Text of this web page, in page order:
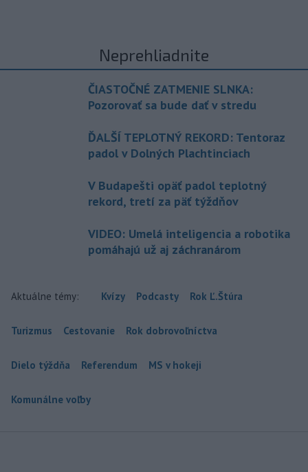
Neprehliadnite
ČIASTOČNÉ ZATMENIE SLNKA:
Pozorovať sa bude dať v stredu
ĎALŠÍ TEPLOTNÝ REKORD: Tentoraz
padol v Dolných Plachtinciach
V Budapešti opäť padol teplotný
rekord, tretí za päť týždňov
VIDEO: Umelá inteligencia a robotika
pomáhajú už aj záchranárom
Aktuálne témy: Kvízy Podcasty Rok Ľ.Štúra
Turizmus Cestovanie Rok dobrovoľníctva
Dielo týždňa Referendum MS v hokeji
Komunálne voľby